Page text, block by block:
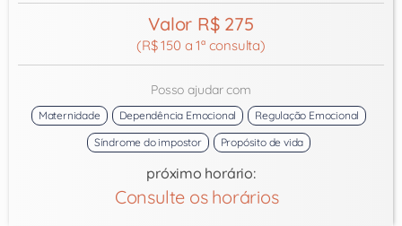
Valor R$ 275
(R$ 150 a 1ª consulta)
Posso ajudar com
Maternidade Dependência Emocional
Regulação Emocional
Síndrome do impostor
Propósito de vida
próximo horário:
Consulte os horários